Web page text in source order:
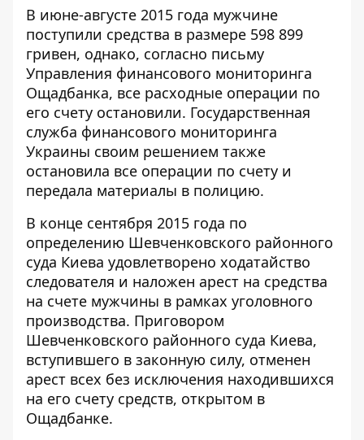
В июне-августе 2015 года мужчине
поступили средства в размере 598 899
гривен, однако, согласно письму
Управления финансового мониторинга
Ощадбанка, все расходные операции по
его счету остановили. Государственная
служба финансового мониторинга
Украины своим решением также
остановила все операции по счету и
передала материалы в полицию.
В конце сентября 2015 года по
определению Шевченковского районного
суда Киева удовлетворено ходатайство
следователя и наложен арест на средства
на счете мужчины в рамках уголовного
производства. Приговором
Шевченковского районного суда Киева,
вступившего в законную силу, отменен
арест всех без исключения находившихся
на его счету средств, открытом в
Ощадбанке.